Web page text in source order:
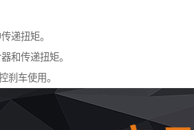
递扭矩。
和传递扭矩。
刹车使用。